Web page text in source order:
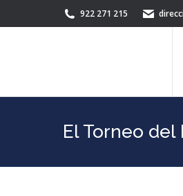
922 271 215
El Torneo del